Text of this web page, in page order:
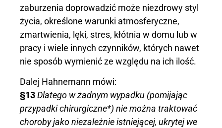
zaburzenia doprowadzić może niezdrowy styl
życia, określone warunki atmosferyczne,
zmartwienia, lęki, stres, kłótnia w domu lub w
pracy i wiele innych czynników, których nawet
nie sposób wymienić ze względu na ich ilość.
Dalej Hahnemann mówi:
§13Dlatego w żadnym wypadku (pomijając
przypadki chirurgiczne*) nie można traktować
choroby jako niezależnie istniejącej, ukrytej we